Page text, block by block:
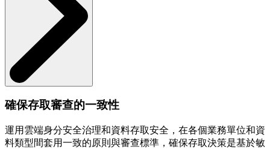
確保存取審查的一致性
運用雲端身分安全治理和資料存取安全，在各個業務單位和資
料類型間套用一致的原則與審查標準，確保存取決策是基於敏